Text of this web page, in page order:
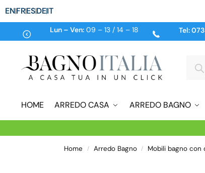
ENFRESDEIT
Lun – Ven:09 – 13 / 14 – 18 Tel:
HOME ARREDO CASA ARREDO BAGNO
Home / Arredo Bagno / Mobili bagno con